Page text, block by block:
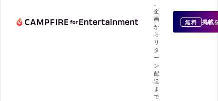
企
画
か
ら
リ
タ
ー
ン
配
送
ま
で
無料 掲載